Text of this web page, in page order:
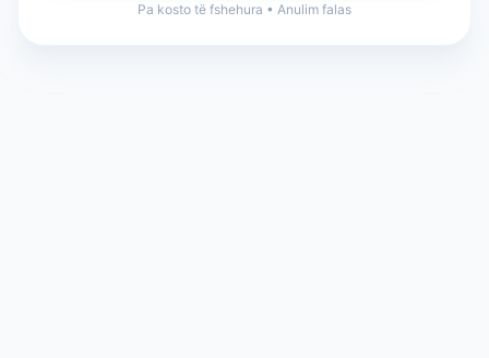
Pa kosto të fshehura • Anulim falas